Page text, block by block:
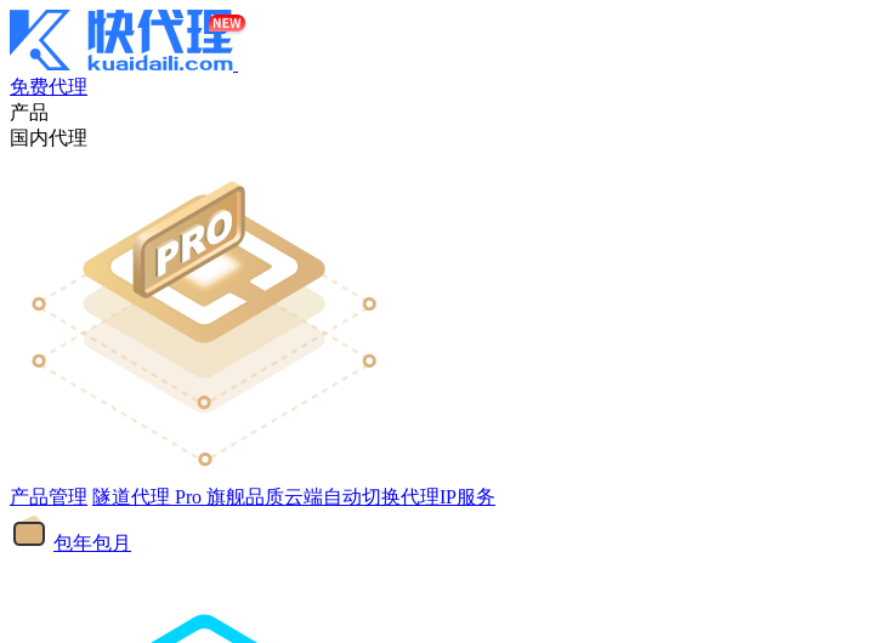
免费代理
产品
国内代理
产品管理 隧道代理 Pro 旗舰品质云端自动切换代理IP服务
包年包月